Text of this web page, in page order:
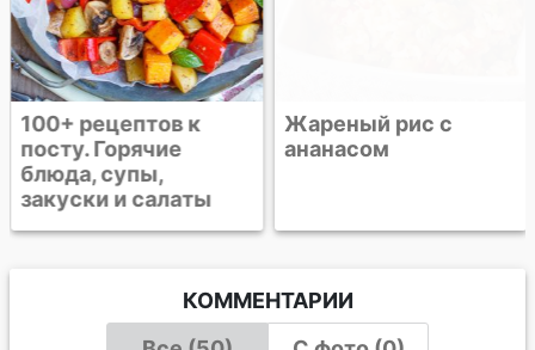
100+ рецептов к
посту. Горячие
блюда, супы,
закуски и салаты
Жареный рис с
ананасом
КОММЕНТАРИИ